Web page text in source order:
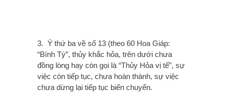
3. Ý thứ ba về số 13 (theo 60 Hoa Giáp:
“Bính Tý”, thủy khắc hỏa, trên dưới chưa
đồng lòng hay còn gọi là “Thủy Hỏa vị tế”, sự
việc còn tiếp tục, chưa hoàn thành, sự việc
chưa dừng lại tiếp tục biến chuyển.